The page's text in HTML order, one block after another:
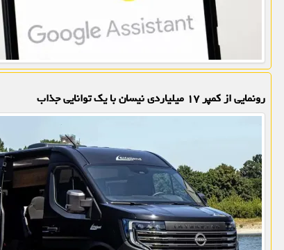
رونمایی از کمپر ۱۷ میلیاردی نیسان با یک توانایی جذاب